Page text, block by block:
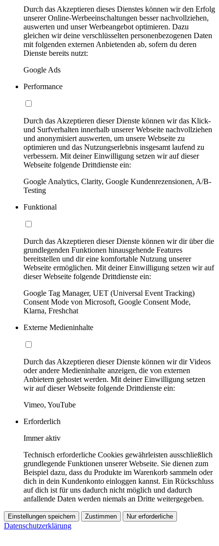
Durch das Akzeptieren dieses Dienstes können wir den Erfolg
unserer Online-Werbeeinschaltungen besser nachvollziehen,
auswerten und unser Werbeangebot optimieren. Dazu
gleichen wir deine verschlüsselten personenbezogenen Daten
mit folgenden externen Anbietenden ab, sofern du deren
Dienste bereits nutzt:
Google Ads
Performance
Durch das Akzeptieren dieser Dienste können wir das Klick-
und Surfverhalten innerhalb unserer Webseite nachvollziehen
und anonymisiert auswerten, um unsere Webseite zu
optimieren und das Nutzungserlebnis insgesamt laufend zu
verbessern. Mit deiner Einwilligung setzen wir auf dieser
Webseite folgende Drittdienste ein:
Google Analytics, Clarity, Google Kundenrezensionen, A/B-
Testing
Funktional
Durch das Akzeptieren dieser Dienste können wir dir über die
grundlegenden Funktionen hinausgehende Features
bereitstellen und dir eine komfortable Nutzung unserer
Webseite ermöglichen. Mit deiner Einwilligung setzen wir auf
dieser Webseite folgende Drittdienste ein:
Google Tag Manager, UET (Universal Event Tracking)
Consent Mode von Microsoft, Google Consent Mode,
Klarna, Freshchat
Externe Medieninhalte
Durch das Akzeptieren dieser Dienste können wir dir Videos
oder andere Medieninhalte anzeigen, die von externen
Anbietern gehostet werden. Mit deiner Einwilligung setzen
wir auf dieser Webseite folgende Drittdienste ein:
Vimeo, YouTube
Erforderlich
Immer aktiv
Technisch erforderliche Cookies gewährleisten ausschließlich
grundlegende Funktionen unserer Webseite. Sie dienen zum
Beispiel dazu, dass du Produkte im Warenkorb sammeln oder
dich in dein Kundenkonto einloggen kannst. Ein Rückschluss
auf dich ist für uns dadurch nicht möglich und dadurch
anfallende Daten werden niemals an Dritte weitergegeben.
Einstellungen speichern Zustimmen Nur erforderliche
Datenschutzerklärung